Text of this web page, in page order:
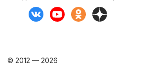
© 2012 — 2026